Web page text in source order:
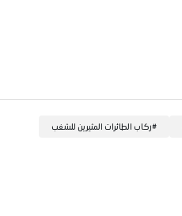
#ركاب الطائرات المثيرين للشغب